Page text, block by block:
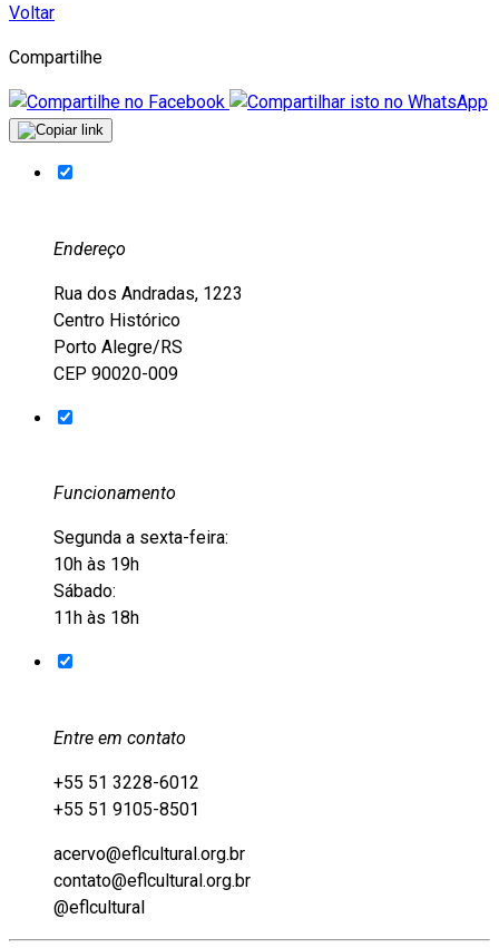
Voltar
Compartilhe
Endereço
Rua dos Andradas, 1223
Centro Histórico
Porto Alegre/RS
CEP 90020-009
Funcionamento
Segunda a sexta-feira:
10h às 19h
Sábado:
11h às 18h
Entre em contato
+55 51 3228-6012
+55 51 9105-8501
acervo@eflcultural.org.br
contato@eflcultural.org.br
@eflcultural